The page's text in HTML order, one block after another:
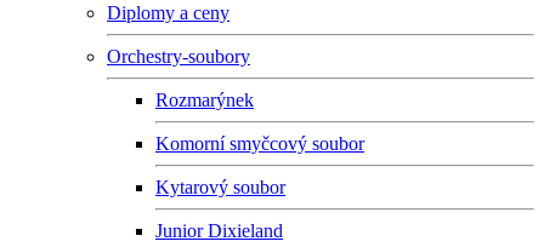
Diplomy a ceny
Orchestry-soubory
Rozmarýnek
Komorní smyčcový soubor
Kytarový soubor
Junior Dixieland